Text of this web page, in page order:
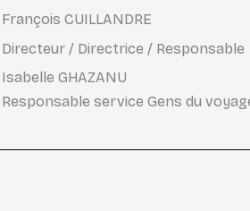
François CUILLANDRE
Directeur / Directrice / Responsable
Isabelle GHAZANU
Responsable service Gens du